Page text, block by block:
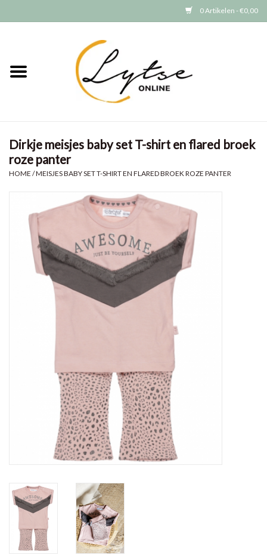
0 Artikelen - €0,00
Meisjes
GRATIS VERZENDEN (vanaf EUR
Dirkje meisjes baby set T-shirt en flared broek
roze panter
HOME /MEISJES BABY SET T-SHIRT EN FLARED BROEK ROZE PANTER